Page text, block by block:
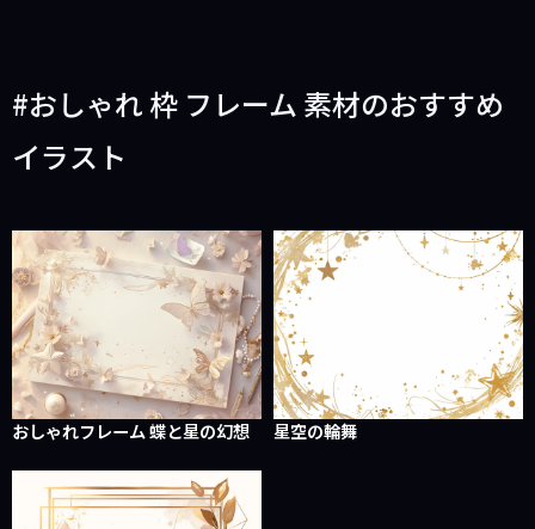
おしゃれ 枠 フレーム 素材のおすすめ
イラスト
おしゃれフレーム 蝶と星の幻想 星空の輪舞